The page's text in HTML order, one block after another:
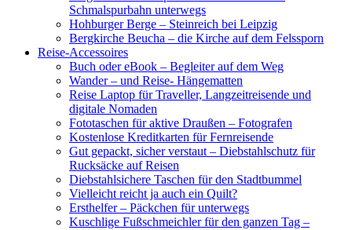
Schmalspurbahn unterwegs
Hohburger Berge – Steinreich bei Leipzig
Bergkirche Beucha – die Kirche auf dem Felssporn
Reise-Accessoires
Buch oder eBook – Begleiter auf dem Weg
Wander – und Reise- Hängematten
Reise Laptop für Traveller, Langzeitreisende und
digitale Nomaden
Fototaschen für aktive Draußen – Fotografen
Kostenlose Kreditkarten für Fernreisende
Gut gepackt, sicher verstaut – Diebstahlschutz für
Rucksäcke auf Reisen
Diebstahlsichere Taschen für den Stadtbummel
Vielleicht reicht ja auch ein Quilt?
Ersthelfer – Päckchen für unterwegs
Kuschlige Fußschmeichler für den ganzen Tag –